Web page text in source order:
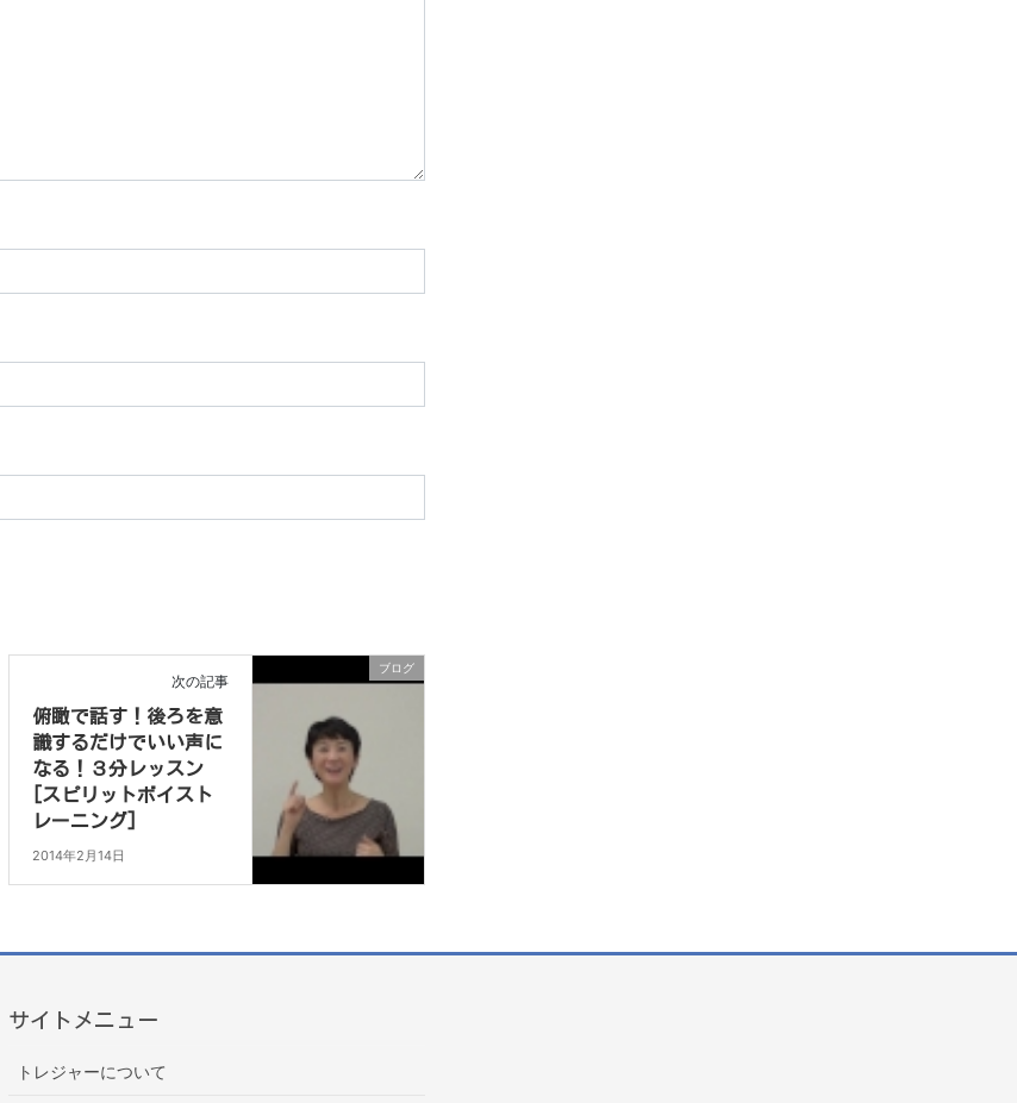
ブログ
次の記事
俯瞰で話す！後ろを意
識するだけでいい声に
なる！３分レッスン
[スピリットボイスト
レーニング]
2014年2月14日
サイトメニュー
トレジャーについて